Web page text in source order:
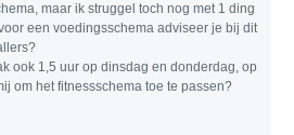
maar ik struggel toch nog met 1 ding
een voedingsschema adviseer je bij dit
ook 1,5 uur op dinsdag en donderdag, op
om het fitnessschema toe te passen?